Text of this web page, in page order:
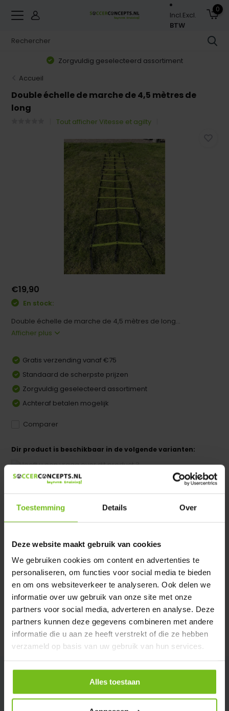
Toestemming Details Over
Deze website maakt gebruik van cookies
We gebruiken cookies om content en advertenties te
personaliseren, om functies voor social media te bieden
en om ons websiteverkeer te analyseren. Ook delen we
informatie over uw gebruik van onze site met onze
partners voor social media, adverteren en analyse. Deze
partners kunnen deze gegevens combineren met andere
informatie die u aan ze heeft verstrekt of die ze hebben
verzameld op basis van uw gebruik van hun services.
Alles toestaan
Incl.Excl.
BTW
0
Zorgvuldig geselecteerd assortiment
Accueil
Double échelle de marche de 4,5 mètres de
long
Tout afficher Vitesse et agilty
€19,90
En stock:
Double échelle de marche de 4,5 mètres de long...
Afficher plus
Gratis verzending vanaf €75
Standaard de scherpste prijzen
Zorgvuldig geselecteerd assortiment
Achteraf betalen mogelijk
Comparer
Dir product is beschikbaar in de volgende varianten:
Heeft u een vraag over dit product ?
Verstuur email
Description du produit
Spécifications
Partager